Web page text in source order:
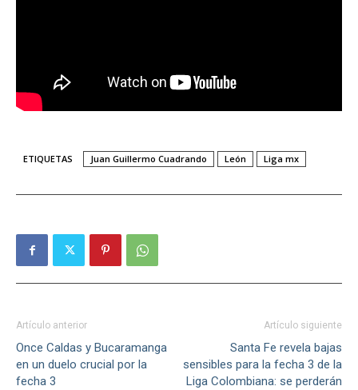
ETIQUETAS Juan Guillermo Cuadrando León Liga mx
Artículo anterior
Once Caldas y Bucaramanga
en un duelo crucial por la
fecha 3
Artículo siguiente
Santa Fe revela bajas
sensibles para la fecha 3 de la
Liga Colombiana: se perderán